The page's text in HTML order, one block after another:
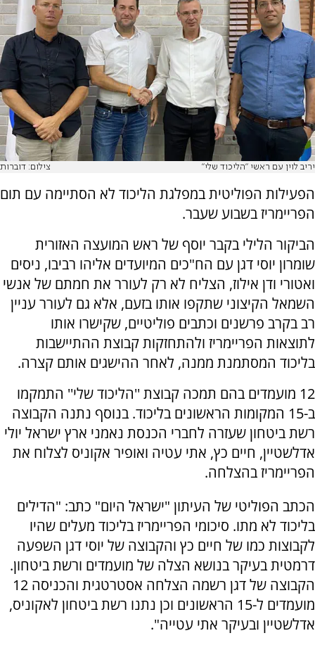
יריב לוין עם ראשי "הליכוד שלי" צילום: דוברות
הפעילות הפוליטית במפלגת הליכוד לא הסתיימה עם תום
הפריימריז בשבוע שעבר.
הביקור הלילי בקבר יוסף של ראש המועצה האזורית
שומרון יוסי דגן עם הח"כים המיועדים אליהו רביבו, ניסים
ואטורי ודן אילוז, הצליח לא רק לעורר את חמתם של אנשי
השמאל הקיצוני שתקפו אותו בזעם, אלא גם לעורר עניין
רב בקרב פרשנים וכתבים פוליטיים, שקישרו אותו
לתוצאות הפריימריז ולהתחזקות קבוצת ההתיישבות
בליכוד המסתמנת ממנה, לאחר ההישגים אותם קצרה.
12 מועמדים בהם תמכה קבוצת ''הליכוד שלי'' התמקמו
ב-15 המקומות הראשונים בליכוד. בנוסף נתנה הקבוצה
רשת ביטחון שעזרה לחברי הכנסת נאמני ארץ ישראל יולי
אדלשטיין, חיים כץ, אתי עטיה ואופיר אקוניס לצלוח את
הפריימריז בהצלחה.
הכתב הפוליטי של העיתון "ישראל היום" כתב: "‏הדילים
בליכוד לא מתו. סיכומי הפריימריז בליכוד מעלים שהיו
לקבוצות כמו של חיים כץ והקבוצה של יוסי דגן השפעה
דרמטית בעיקר בנושא הצלה של מועמדים ורשת ביטחון.
הקבוצה של דגן רשמה הצלחה אסטרטגית והכניסה 12
מועמדים ל-15 הראשונים וכן נתנו רשת ביטחון לאקוניס,
אדלשטיין ובעיקר אתי עטייה".